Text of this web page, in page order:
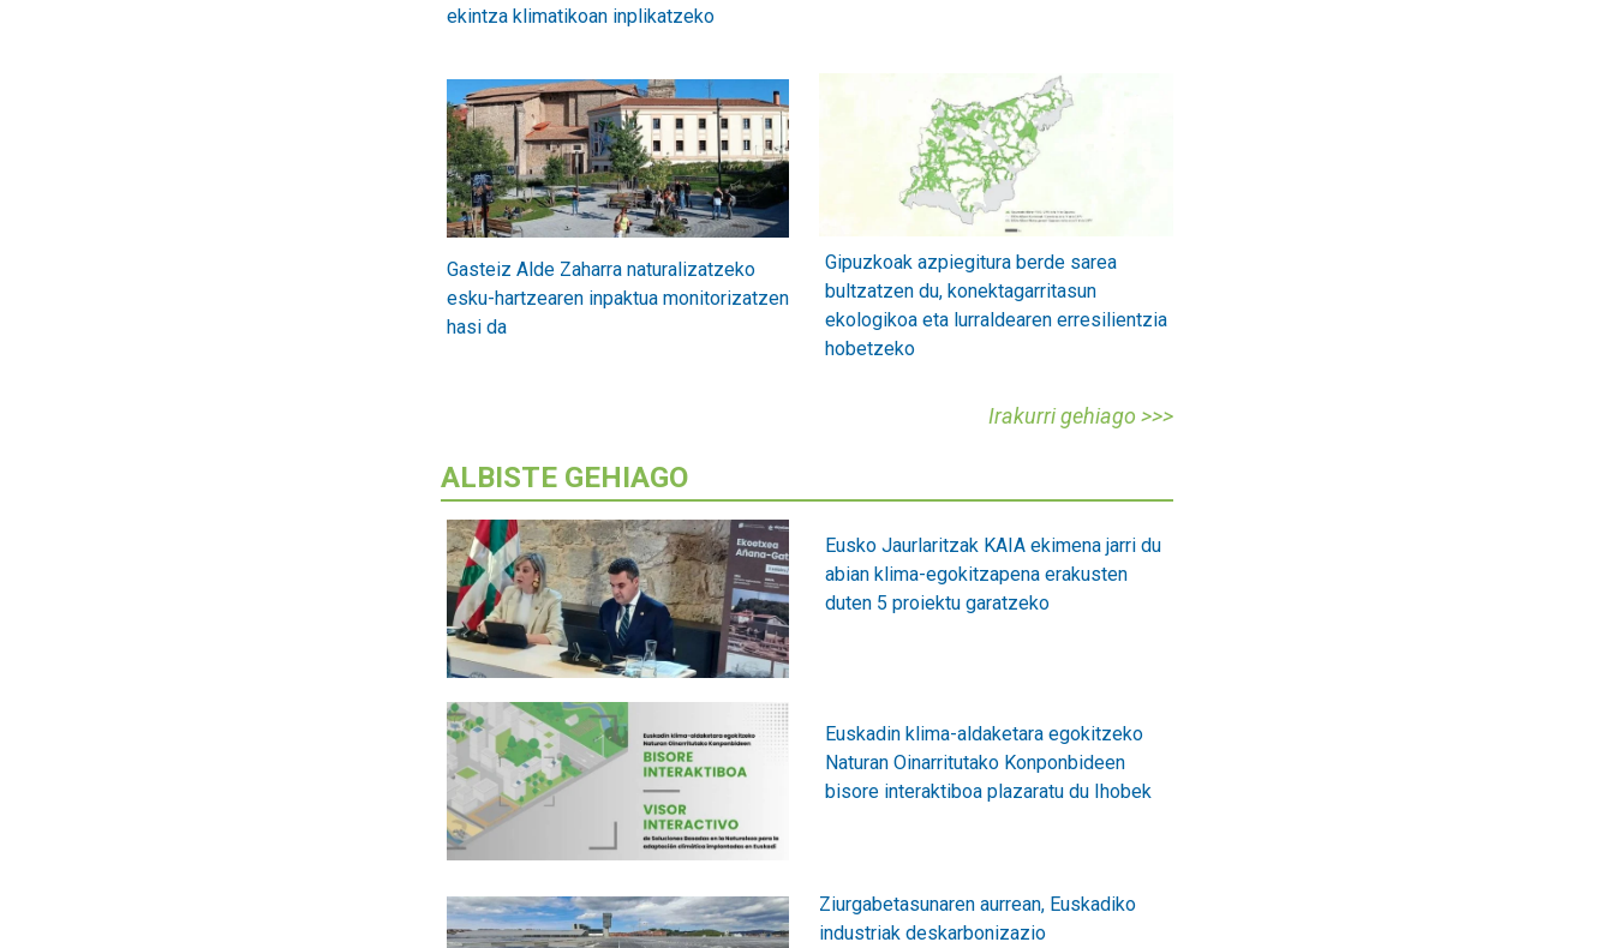
ekintza klimatikoan inplikatzeko
Gasteiz Alde Zaharra naturalizatzeko
esku-hartzearen inpaktua monitorizatzen
hasi da
Gipuzkoak azpiegitura berde sarea
bultzatzen du, konektagarritasun
ekologikoa eta lurraldearen erresilientzia
hobetzeko
Irakurri gehiago >>>
ALBISTE GEHIAGO
Eusko Jaurlaritzak KAIA ekimena jarri du
abian klima-egokitzapena erakusten
duten 5 proiektu garatzeko
Euskadin klima-aldaketara egokitzeko
Naturan Oinarritutako Konponbideen
bisore interaktiboa plazaratu du Ihobek
Ziurgabetasunaren aurrean, Euskadiko
industriak deskarbonizazio